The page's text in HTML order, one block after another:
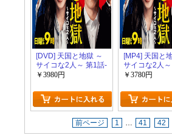
[DVD] 天国と地獄 ～
サイコな2人～ 第1話-
第10話
￥3980円
[MP4] 天国と
サイコな2人
第10話（
￥3780円
前ページ 1 … 41 42